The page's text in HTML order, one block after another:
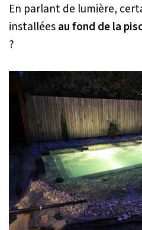
En parlant de lumière,
installéesau fond de la
?